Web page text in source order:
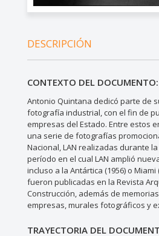
DESCRIPCIÓN
CONTEXTO DEL DOCUMENTO:
Antonio Quintana dedicó parte de
fotografía industrial, con el fin de
empresas del Estado. Entre estos
una serie de fotografías
Nacional, LAN realizadas durante
período en el cual LAN amplió
incluso a la Antártica (1956) o Miami
fueron publicadas en la Revista
Construcción, además de
empresas, murales fotográficos y
TRAYECTORIA DEL